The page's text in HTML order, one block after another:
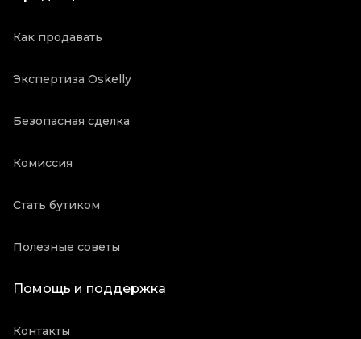
Как продавать
Экспертиза Oskelly
Безопасная сделка
Комиссия
Стать бутиком
Полезные советы
Помощь и поддержка
Контакты